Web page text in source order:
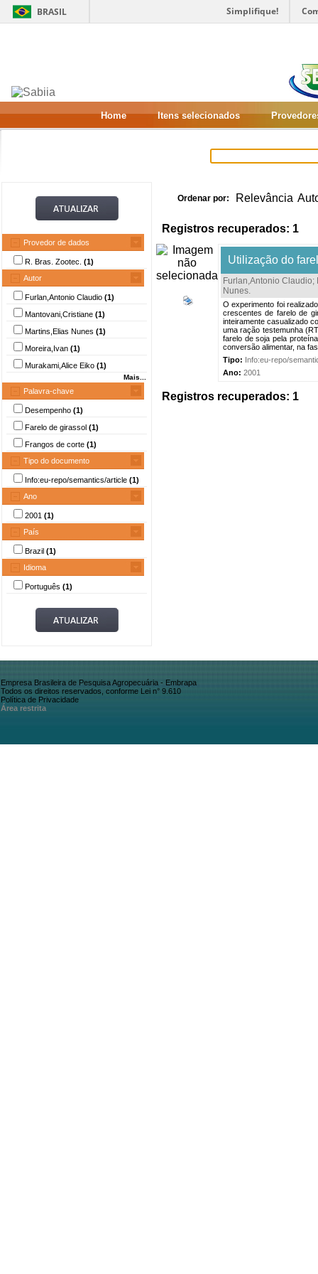
BRASIL Simplifique!
Home Itens selecionados
Provedor de dados
R. Bras. Zootec. (1)
Autor
Furlan,Antonio Claudio (1)
Mantovani,Cristiane (1)
Martins,Elias Nunes (1)
Moreira,Ivan (1)
Murakami,Alice Eiko (1)
Mais...
Palavra-chave
Desempenho (1)
Farelo de girassol (1)
Frangos de corte (1)
Tipo do documento
Info:eu-repo/semantics/article (1)
Ano
2001 (1)
País
Brazil (1)
Idioma
Português (1)
Ordenar por: Relevância
Registros recuperados: 1
Utilização do
Furlan,Antonio Claudio;
Nunes.
O experimento foi
crescentes de farelo de
inteiramente casualizado
uma ração testemunha
farelo de soja pela
conversão alimentar, na
Tipo: Info:eu-repo/
Ano: 2001
Registros recuperados: 1
Empresa Brasileira de Pesquisa Agropecuária - Embrapa
Todos os direitos reservados, conforme Lei n° 9.610
Política de Privacidade
Área restrita